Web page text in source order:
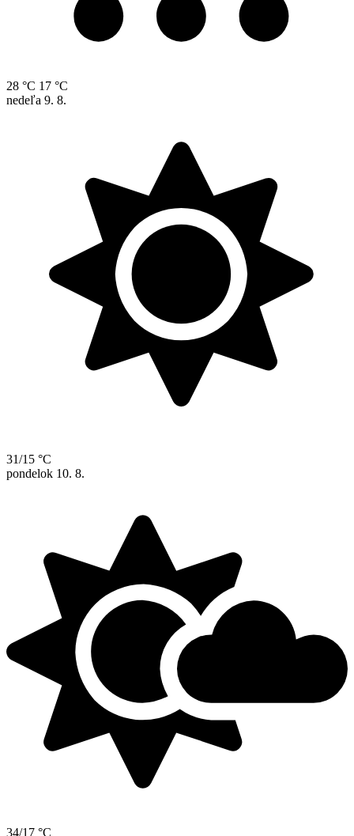
28 °C 17 °C
nedeľa 9. 8.
31/15 °C
pondelok 10. 8.
34/17 °C